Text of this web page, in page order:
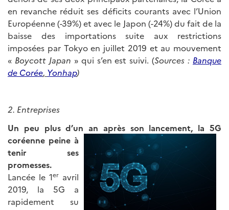
en revanche réduit ses déficits courants avec l’Union
Européenne (-39%) et avec le Japon (-24%) du fait de la
baisse des importations suite aux restrictions
imposées par Tokyo en juillet 2019 et au mouvement
« Boycott Japan » qui s’en est suivi. (Sources : Banque
de Corée, Yonhap)
2. Entreprises
Un peu plus d’un an après son lancement, la 5G
coréenne peine à
tenir ses
promesses.
Lancée le 1er avril
2019, la 5G a
rapidement su